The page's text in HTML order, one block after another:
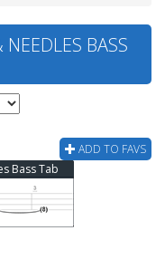
BASS
ADD TO FAVS
Bass Tab